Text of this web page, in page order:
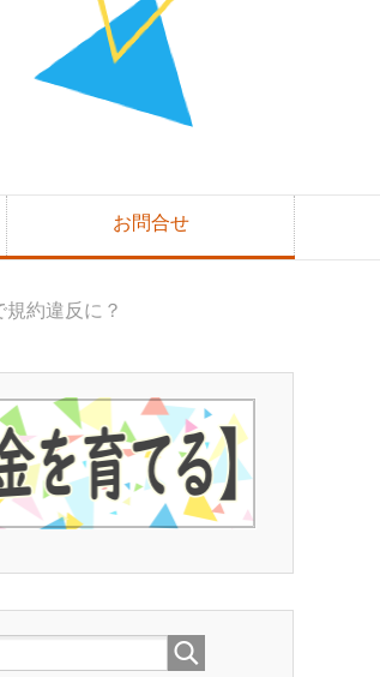
お問合せ
約違反に？